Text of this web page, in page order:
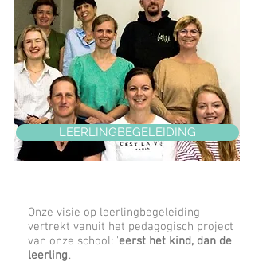
Onze visie op leerlingbegeleiding
vertrekt vanuit het pedagogisch project
van onze school: 'eerst het kind, dan de
leerling'.
LEERLINGBEGELEIDING